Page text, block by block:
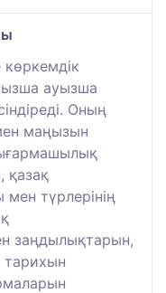
ауызша
Оның
маңызын
қазақ
түрлерінің
заңдылықтарын,